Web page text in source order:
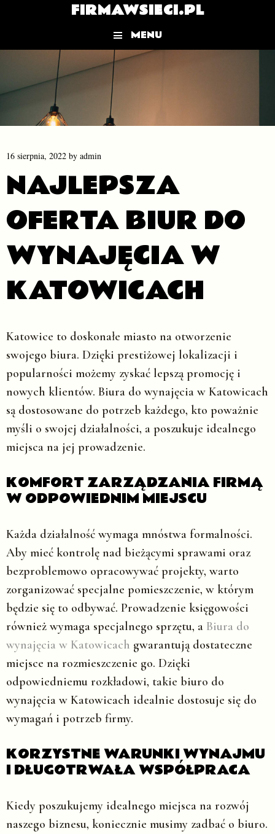
FIRMAWSIECI.PL
MENU
Skip to content
16 sierpnia, 2022 by admin
NAJLEPSZA
OFERTA BIUR DO
WYNAJĘCIA W
KATOWICACH
Katowice to doskonałe miasto na otworzenie
swojego biura. Dzięki prestiżowej lokalizacji i
popularności możemy zyskać lepszą promocję i
nowych klientów. Biura do wynajęcia w Katowicach
są dostosowane do potrzeb każdego, kto poważnie
myśli o swojej działalności, a poszukuje idealnego
miejsca na jej prowadzenie.
KOMFORT ZARZĄDZANIA FIRMĄ
W ODPOWIEDNIM MIEJSCU
Każda działalność wymaga mnóstwa formalności.
Aby mieć kontrolę nad bieżącymi sprawami oraz
bezproblemowo opracowywać projekty, warto
zorganizować specjalne pomieszczenie, w którym
będzie się to odbywać. Prowadzenie księgowości
również wymaga specjalnego sprzętu, a Biura do
wynajęcia w Katowicach gwarantują dostateczne
miejsce na rozmieszczenie go. Dzięki
odpowiedniemu rozkładowi, takie biuro do
wynajęcia w Katowicach idealnie dostosuje się do
wymagań i potrzeb firmy.
KORZYSTNE WARUNKI WYNAJMU
I DŁUGOTRWAŁA WSPÓŁPRACA
Kiedy poszukujemy idealnego miejsca na rozwój
naszego biznesu, koniecznie musimy zadbać o biuro.